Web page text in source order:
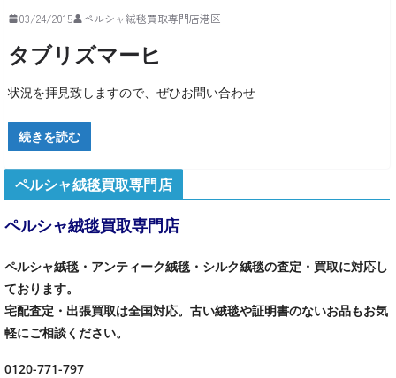
03/24/2015 ペルシャ絨毯買取専門店港区
タブリズマーヒ
状況を拝見致しますので、ぜひお問い合わせ
続きを読む
ペルシャ絨毯買取専門店
ペルシャ絨毯買取専門店
ペルシャ絨毯・アンティーク絨毯・シルク絨毯の査定・買取に対応し
ております。
宅配査定・出張買取は全国対応。古い絨毯や証明書のないお品もお気
軽にご相談ください。
0120-771-797